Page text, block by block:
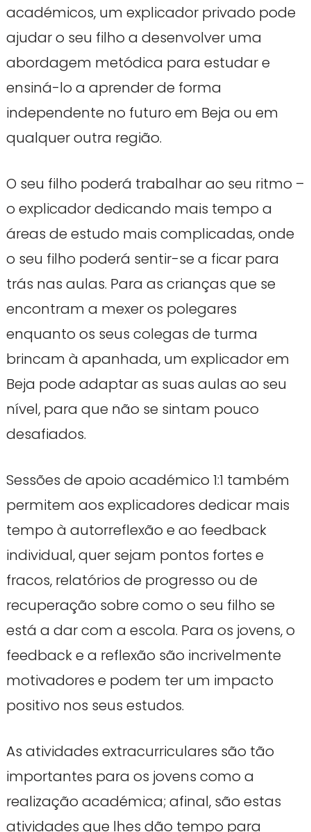
académicos, um explicador privado pode
ajudar o seu filho a desenvolver uma
abordagem metódica para estudar e
ensiná-lo a aprender de forma
independente no futuro em Beja ou em
qualquer outra região.
O seu filho poderá trabalhar ao seu ritmo –
o explicador dedicando mais tempo a
áreas de estudo mais complicadas, onde
o seu filho poderá sentir-se a ficar para
trás nas aulas. Para as crianças que se
encontram a mexer os polegares
enquanto os seus colegas de turma
brincam à apanhada, um explicador em
Beja pode adaptar as suas aulas ao seu
nível, para que não se sintam pouco
desafiados.
Sessões de apoio académico 1:1 também
permitem aos explicadores dedicar mais
tempo à autorreflexão e ao feedback
individual, quer sejam pontos fortes e
fracos, relatórios de progresso ou de
recuperação sobre como o seu filho se
está a dar com a escola. Para os jovens, o
feedback e a reflexão são incrivelmente
motivadores e podem ter um impacto
positivo nos seus estudos.
As atividades extracurriculares são tão
importantes para os jovens como a
realização académica; afinal, são estas
atividades que lhes dão tempo para